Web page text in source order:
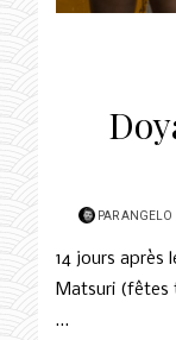
PARANGELO
14 jours après
Matsuri (fêtes
…